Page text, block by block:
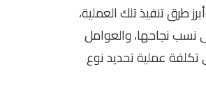
طرق تنفيذ تلك العملية،
نسب نجاحها، والعوامل
تكلفة عملية تحديد نوع